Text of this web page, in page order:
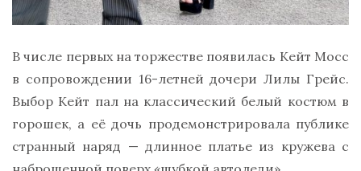
В числе первых на торжестве появилась Кейт Мосс
в сопровождении 16-летней дочери Лилы Грейс.
Выбор Кейт пал на классический белый костюм в
горошек, а её дочь продемонстрировала публике
странный наряд — длинное платье из кружева с